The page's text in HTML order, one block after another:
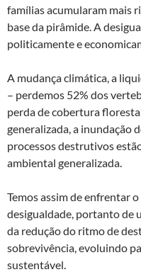
famílias acumularam mais
base da pirâmide. A
politicamente e
A mudança climática, a
– perdemos 52% dos
perda de cobertura
generalizada, a inundação
processos destrutivos
ambiental generalizada.
Temos assim de enfrentar
desigualdade, portanto de
da redução do ritmo de
sobrevivência, evoluindo
sustentável.